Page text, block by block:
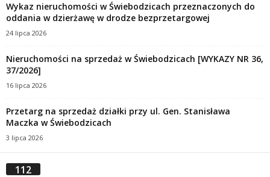
Wykaz nieruchomości w Świebodzicach przeznaczonych do
oddania w dzierżawę w drodze bezprzetargowej
24 lipca 2026
Nieruchomości na sprzedaż w Świebodzicach [WYKAZY NR 36,
37/2026]
16 lipca 2026
Przetarg na sprzedaż działki przy ul. Gen. Stanisława
Maczka w Świebodzicach
3 lipca 2026
112